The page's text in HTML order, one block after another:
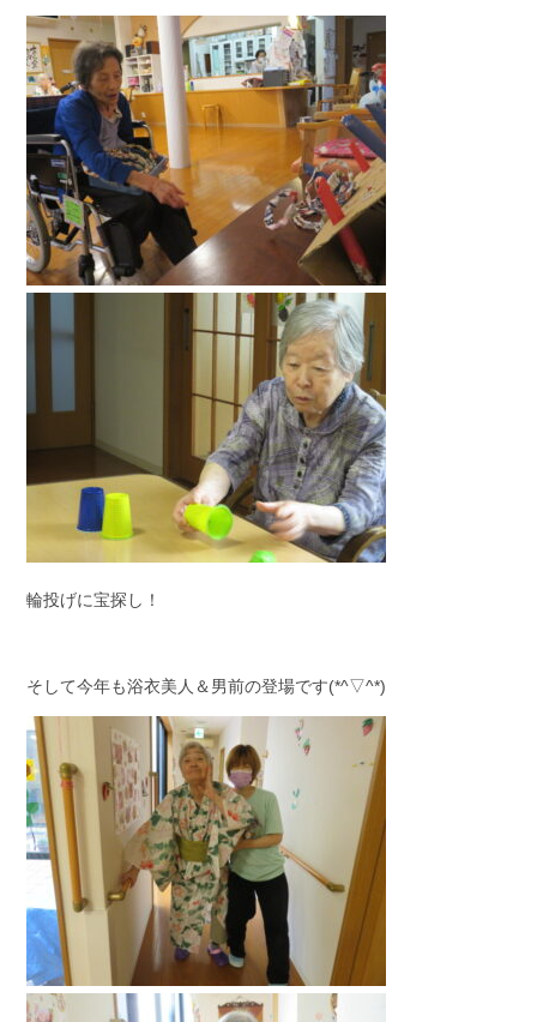
輪投げに宝探し！
そして今年も浴衣美人＆男前の登場です(*^▽^*)